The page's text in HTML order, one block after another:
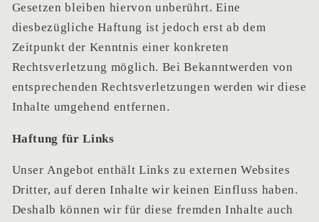
Gesetzen bleiben hiervon unberührt. Eine
diesbezügliche Haftung ist jedoch erst ab dem
Zeitpunkt der Kenntnis einer konkreten
Rechtsverletzung möglich. Bei Bekanntwerden von
entsprechenden Rechtsverletzungen werden wir diese
Inhalte umgehend entfernen.
Haftung für Links
UnserAngebot enthält Links zu externen Websites
Dritter, auf deren Inhalte wir keinen Einfluss haben.
Deshalb können wir für diese fremden Inhalte auch